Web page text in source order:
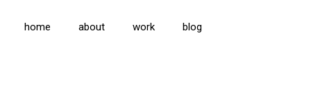
home about work blog